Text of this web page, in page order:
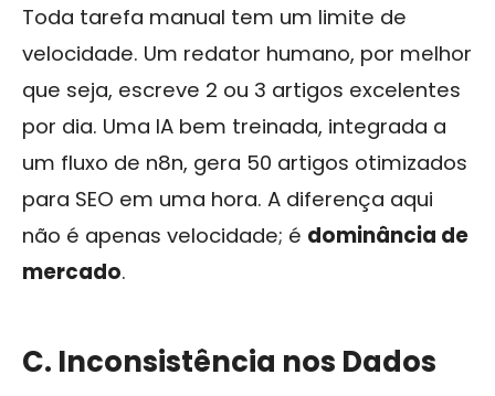
Toda tarefa manual tem um limite de
velocidade. Um redator humano, por melhor
que seja, escreve 2 ou 3 artigos excelentes
por dia. Uma IA bem treinada, integrada a
um fluxo de n8n, gera 50 artigos otimizados
para SEO em uma hora. A diferença aqui
não é apenas velocidade; é dominância de
mercado.
C. Inconsistência nos Dados